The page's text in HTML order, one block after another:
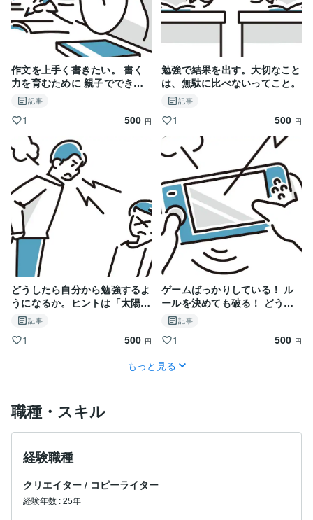
作文を上手く書きたい。 書く
力を育むために 親子でできる
こと記事
1 500 円
勉強で結果を出す。大切なこと
は、無駄に比べないってこと。
記事
1 500 円
どうしたら自分から勉強するよ
うになるか。ヒントは「太陽の
知恵」。
記事
1 500 円
ゲームばっかりしている！ ル
ールを決めても破る！ どうし
たらいい？
記事
1 500 円
もっと見る
職種・スキル
経験職種
クリエイター / コピーライター
経験年数 :25年